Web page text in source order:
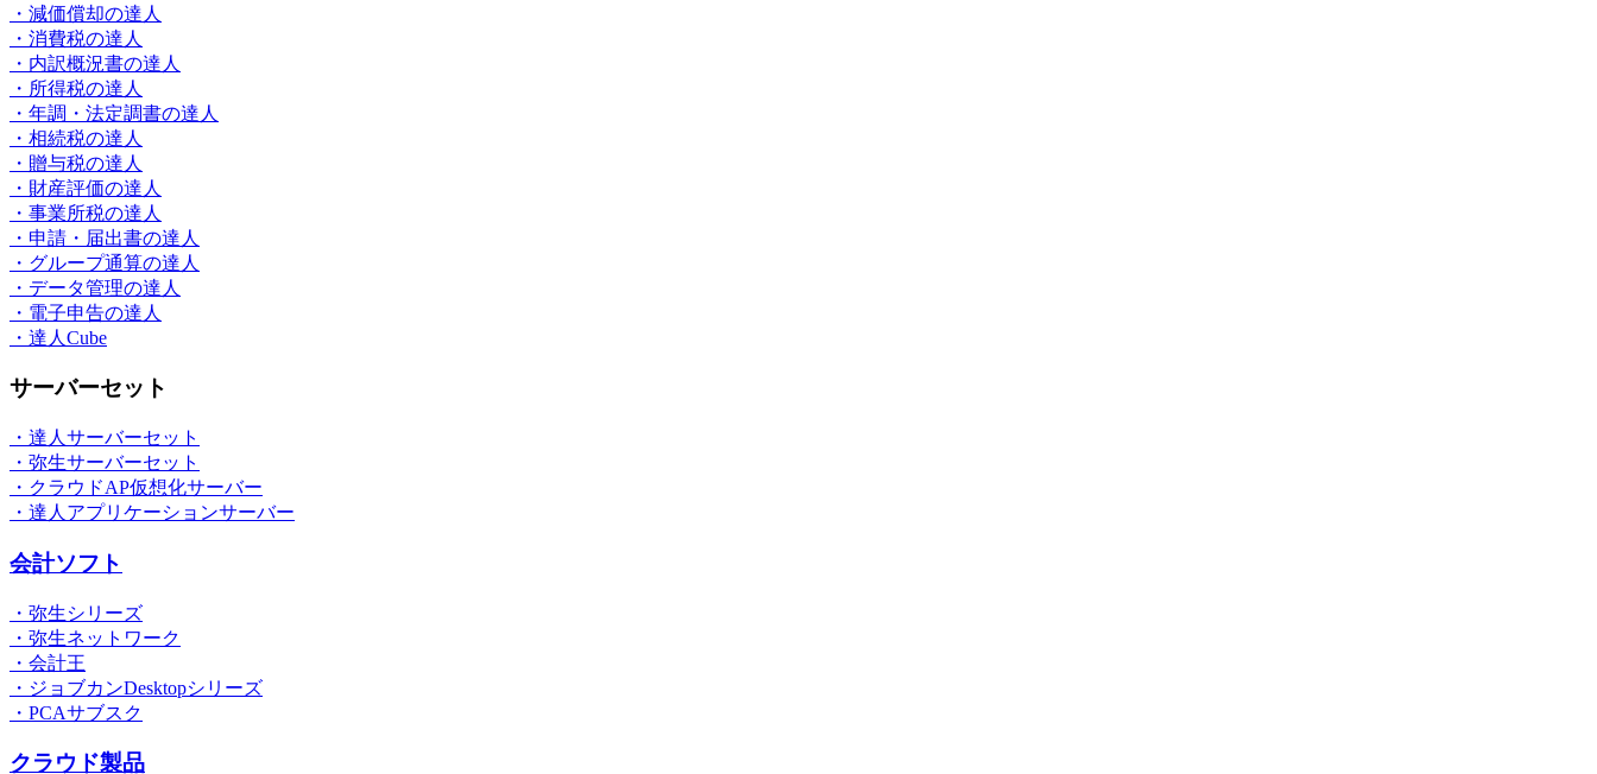
・減価償却の達人
・消費税の達人
・内訳概況書の達人
・所得税の達人
・年調・法定調書の達人
・相続税の達人
・贈与税の達人
・財産評価の達人
・事業所税の達人
・申請・届出書の達人
・グループ通算の達人
・データ管理の達人
・電子申告の達人
・達人Cube
サーバーセット
・達人サーバーセット
・弥生サーバーセット
・クラウドAP仮想化サーバー
・達人アプリケーションサーバー
会計ソフト
・弥生シリーズ
・弥生ネットワーク
・会計王
・ジョブカンDesktopシリーズ
・PCAサブスク
クラウド製品